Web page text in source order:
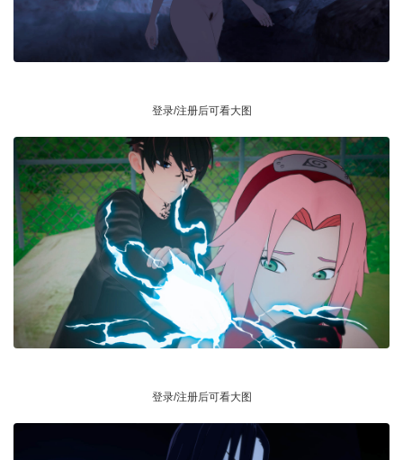
登录/注册后可看大图
登录/注册后可看大图